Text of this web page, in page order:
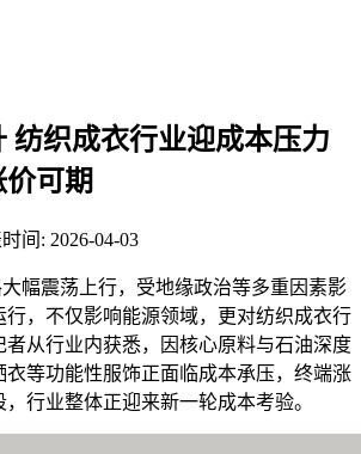
纺织成衣行业迎成本压力
可期
间: 2026-04-03
幅震荡上行，受地缘政治等多重因素影
行，不仅影响能源领域，更对纺织成衣行
者从行业内获悉，因核心原料与石油深度
衣等功能性服饰正面临成本承压，终端涨
行业整体正迎来新一轮成本考验。